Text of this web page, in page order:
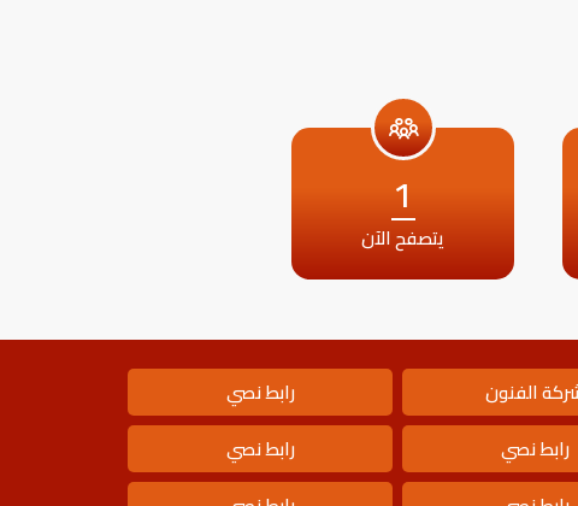
1
يتصفح الآن
الفنون
رابط نصي
رابط نصي
رابط نصي